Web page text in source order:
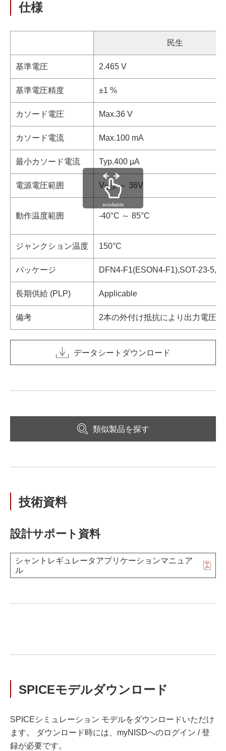
仕様
民生
基準電圧 2.465 V
基準電圧精度 ±1 %
カソード電圧 Max.36 V
カソード電流 Max.100 mA
最小カソード電流 Typ.400 µA
電源電圧範囲 VREF～ 36V
動作温度範囲 -40°C ～ 85°C
ジャンクション温度 150°C
パッケージ DFN4-F1(ESON4-F1),SOT-23-
長期供給 (PLP) Applicable
備考 2本の外付け抵抗により出力電圧可
scrollable
データシートダウンロード
類似製品を探す
技術資料
設計サポート資料
シャントレギュレータアプリケーションマニュア
ル
SPICEモデルダウンロード
SPICEシミュレーション モデルをダウンロードいただけ
ます。 ダウンロード時には、myNISDへのログイン / 登
録が必要です。